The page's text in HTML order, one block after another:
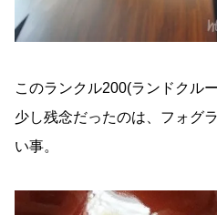
このランクル200(ランドクル
少し残念だったのは、フォグ
い事。